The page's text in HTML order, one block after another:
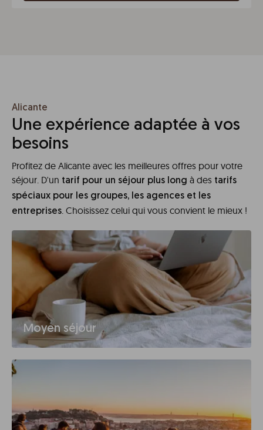
Alicante
Une expérience adaptée à vos
besoins
Profitez de Alicante avec les meilleures offres pour votre
séjour. D'un tarif pour un séjour plus long à des tarifs
spéciaux pour les groupes, les agences et les
entreprises. Choisissez celui qui vous convient le mieux !
Moyen séjour